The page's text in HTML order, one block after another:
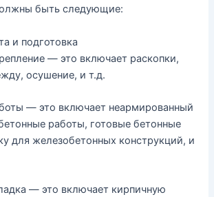
быть следующие:
и подготовка
—это включает раскопки,
,осушение, и т.д.
—это включает неармированный
работы, готовые бетонные
для железобетонных конструкций, и
—это включает кирпичную